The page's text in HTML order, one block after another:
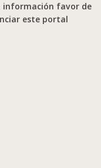
información favor de
este portal